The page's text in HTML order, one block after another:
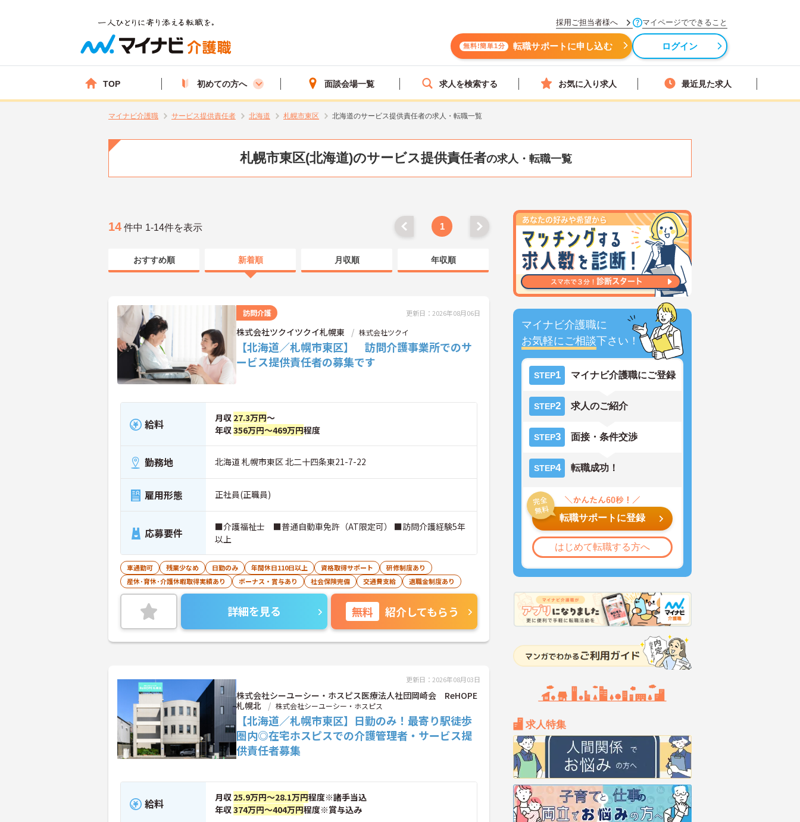
採用ご担当者様へ マイページでできること
無料!簡単1分 転職サポートに申し込む ログイン
TOP 初めての方へ 面談会場一覧 求人を検索する お気に入り求人 最近見た求人
マイナビ介護職 サービス提供責任者 北海道 札幌市東区 北海道のサービス提供責任者の求人・転職一覧
札幌市東区(北海道)のサービス提供責任者の求人・転職一覧
マイナビ介護職に
お気軽にご相談下さい！
STEP1 マイナビ介護職にご登録
STEP2 求人のご紹介
STEP3 面接・条件交渉
STEP4 転職成功！
転職サポートに登録
はじめて転職する方へ
求人特集
14 件中 1-14件を表示 1
おすすめ順 新着順 月収順 年収順
訪問介護 更新日：2026年08月06日
株式会社ツクイツクイ札幌東 株式会社ツクイ
【北海道／札幌市東区】 訪問介護事業所でのサ
ービス提供責任者の募集です
給料 月収 27.3万円～
年収356万円～469万円程度
勤務地 北海道 札幌市東区 北二十四条東21-7-22
雇用形態 正社員(正職員)
応募要件
■介護福祉士 ■普通自動車免許（AT限定可） ■訪問介護経験5年
以上
車通勤可 残業少なめ 日勤のみ 年間休日110日以上 資格取得サポート
研修制度あり
産休･育休･介護休暇取得実績あり
ボーナス・賞与あり 社会保険完備 交通費支給 退職金制度あり
詳細を見る 無料 紹介してもらう
更新日：2026年08月03日
株式会社シーユーシー・ホスピス医療法人社団岡崎会 ReHOPE
札幌北
株式会社シーユーシー・ホスピス
【北海道／札幌市東区】日勤のみ！最寄り駅徒歩
圏内◎在宅ホスピスでの介護管理者・サービス提
供責任者募集
給料 月収 25.9万円～28.1万円程度※諸手当込
年収374万円～404万円程度※賞与込み